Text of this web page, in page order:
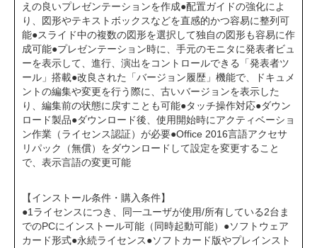
えの良いプレゼンテーションを作成●配置ガイドの強化によ
り、図形やテキストボックスなどを直感的かつ容易に整列可
能●スライド中の複数の図形を選択して独自の図形も容易に作
成可能●プレゼンテーション時に、手元のモニタに発表者ビュ
ーを表示して、進行、演出をコントロールできる「発表者ツ
ール」搭載●改良された「バージョン履歴」機能で、ドキュメ
ントの編集や変更を行う際に、古いバージョンを表示した
り、編集前の状態に戻すことも可能●タッチ操作対応●ダウン
ロード製品●ダウンロード後、使用開始時にアクティベーショ
ン作業（ライセンス認証）が必要●Office 2016言語アクセサ
リパック（無償）をダウンロードして設定を変更すること
で、表示言語の変更可能
【インストール条件・購入条件】
●1ライセンスにつき、同一ユーザが使用/所有している2台ま
でのPCにインストール可能（同時起動可能）●ソフトウェア
カード形式●永続ライセンス●ソフトカード版やプレインスト